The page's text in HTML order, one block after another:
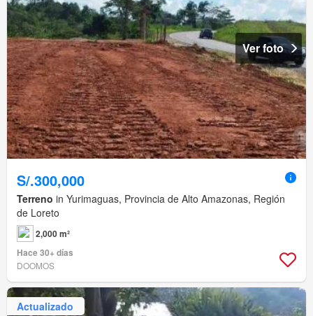
Ver foto
S/.300,000
Terreno in Yurimaguas, Provincia de Alto Amazonas, Región
de Loreto
2,000 m²
Hace 30+ días
DOOMOS
Actualizado